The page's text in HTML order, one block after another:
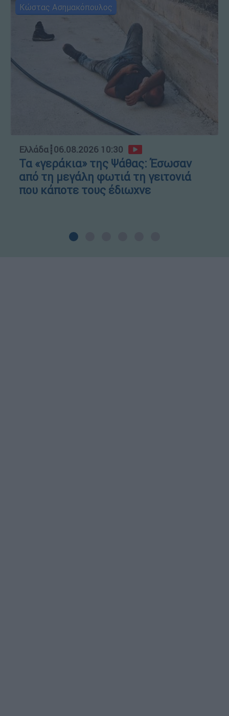
Κώστας Ασημακόπουλος
Ελλάδα┋06.08.2026 10:30
Τα «γεράκια» της Ψάθας: Έσωσαν
από τη μεγάλη φωτιά τη γειτονιά
που κάποτε τους έδιωχνε